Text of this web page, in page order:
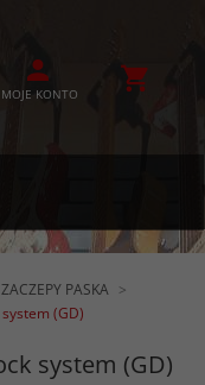
MOJE KONTO
ZACZEPY PASKA
(GD)
system (GD)